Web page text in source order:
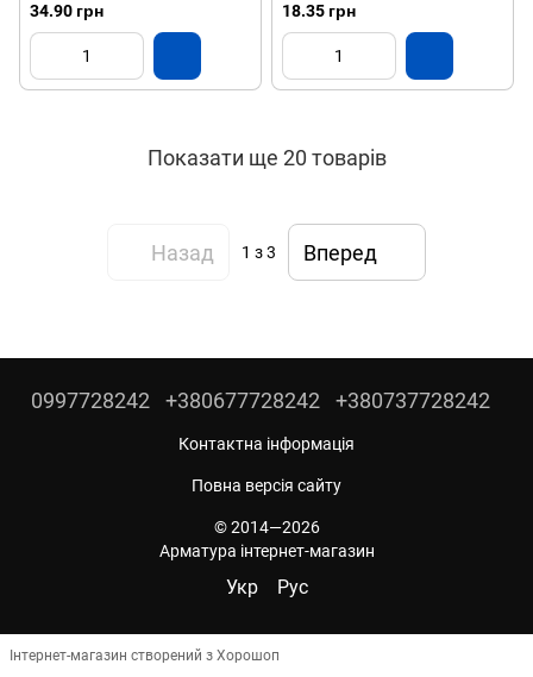
34.90 грн 18.35 грн
Показати ще 20 товарів
Назад 1 з 3 Вперед
0997728242 +380677728242 +380737728242
Контактна інформація
Повна версія сайту
© 2014—2026
Арматура інтернет-магазин
Укр Рус
Інтернет-магазин створений з Хорошоп